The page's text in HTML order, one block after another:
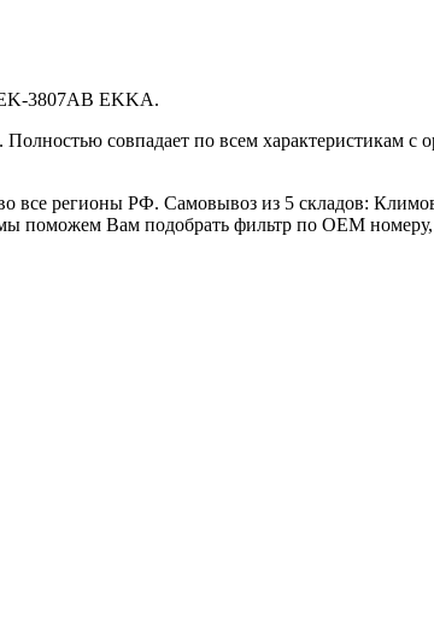
3807AB EKKA.
совпадает по всем характеристикам
регионы РФ. Самовывоз из 5 складов:
поможем Вам подобрать фильтр по OEM